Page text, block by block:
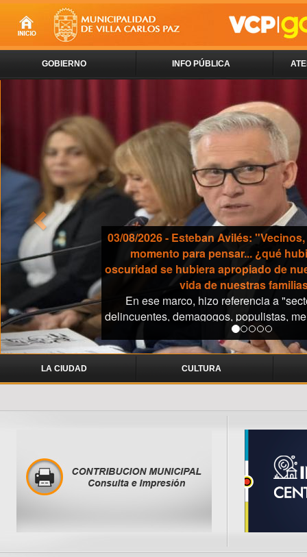
GOBIERNO INFO PÚBLICA
03/08/2026 - Esteban Avilés:
momento para pensar... ¿qué
oscuridad se hubiera apropiado de
vida de nuestras
En ese marco, hizo referencia a
delincuentes, demagogos, populistas,
se encuentran fuera de la ley y a
tipo de pertenencia espiritual ni
carlospacense".
“Hubiéramos tenido la costa del lago
en torre”, sostuvo el
“Hubiéramos tenido una ciudad
sin obras de saneamiento, pudriendo
lago”, agregó.
LA CIUDAD CULTURA